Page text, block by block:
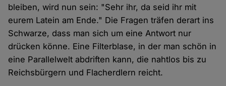
bleiben, wird nun sein: "Sehr ihr, da seid ihr mit
eurem Latein am Ende." Die Fragen träfen derart ins
Schwarze, dass man sich um eine Antwort nur
drücken könne. Eine Filterblase, in der man schön in
eine Parallelwelt abdriften kann, die nahtlos bis zu
Reichsbürgern und Flacherdlern reicht.